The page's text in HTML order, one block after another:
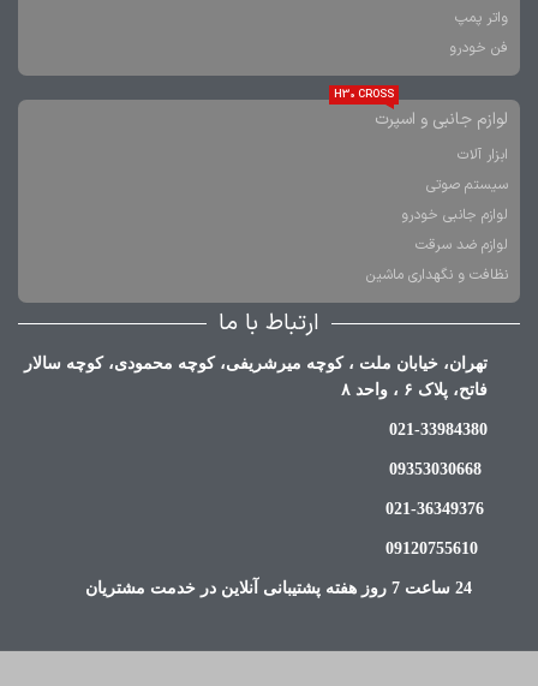
واتر پمپ
فن خودرو
لوازم جانبی و اسپرت
H30 CROSS
ابزار آلات
سیستم صوتی
لوازم جانبی خودرو
لوازم ضد سرقت
نظافت و نگهداری ماشین
ارتباط با ما
تهران، خیابان ملت ، کوچه میرشریفی، کوچه محمودی، کوچه سالار
فاتح، پلاک ۶ ، واحد ۸
021-33984380
09353030668
021-36349376
09120755610
24 ساعت 7 روز هفته پشتیبانی آنلاین در خدمت مشتریان